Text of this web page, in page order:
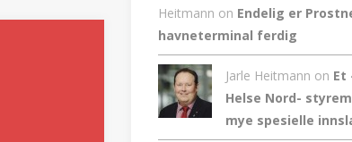
Heitmann on Endelig er
havneterminal ferdig
Jarle Heitmann on Et
Helse Nord-
mye spesielle